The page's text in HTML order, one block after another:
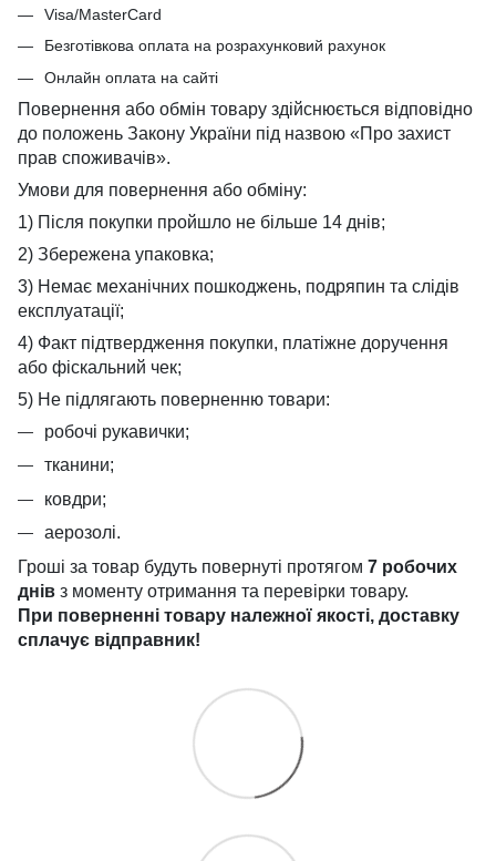
Visa/MasterCard
Безготівкова оплата на розрахунковий рахунок
Онлайн оплата на сайті
Повернення або обмін товару здійснюється відповідно
до положень Закону України під назвою «Про захист
прав споживачів».
Умови для повернення або обміну:
1) Після покупки пройшло не більше 14 днів;
2) Збережена упаковка;
3) Немає механічних пошкоджень, подряпин та слідів
експлуатації;
4) Факт підтвердження покупки, платіжне доручення
або фіскальний чек;
5) Не підлягають поверненню товари:
робочі рукавички;
тканини;
ковдри;
аерозолі.
Гроші за товар будуть повернуті протягом 7 робочих
днів з моменту отримання та перевірки товару.
При поверненні товару належної якості, доставку
сплачує відправник!